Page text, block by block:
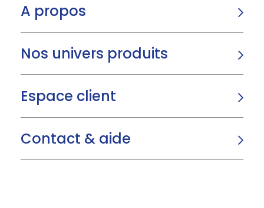
A propos
Nos univers produits
Espace client
Contact & aide